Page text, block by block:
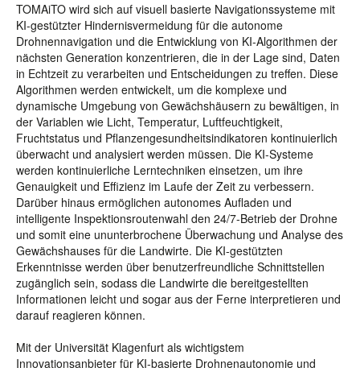
TOMAiTO wird sich auf visuell basierte Navigationssysteme mit
KI-gestützter Hindernisvermeidung für die autonome
Drohnennavigation und die Entwicklung von KI-Algorithmen der
nächsten Generation konzentrieren, die in der Lage sind, Daten
in Echtzeit zu verarbeiten und Entscheidungen zu treffen. Diese
Algorithmen werden entwickelt, um die komplexe und
dynamische Umgebung von Gewächshäusern zu bewältigen, in
der Variablen wie Licht, Temperatur, Luftfeuchtigkeit,
Fruchtstatus und Pflanzengesundheitsindikatoren kontinuierlich
überwacht und analysiert werden müssen. Die KI-Systeme
werden kontinuierliche Lerntechniken einsetzen, um ihre
Genauigkeit und Effizienz im Laufe der Zeit zu verbessern.
Darüber hinaus ermöglichen autonomes Aufladen und
intelligente Inspektionsroutenwahl den 24/7-Betrieb der Drohne
und somit eine ununterbrochene Überwachung und Analyse des
Gewächshauses für die Landwirte. Die KI-gestützten
Erkenntnisse werden über benutzerfreundliche Schnittstellen
zugänglich sein, sodass die Landwirte die bereitgestellten
Informationen leicht und sogar aus der Ferne interpretieren und
darauf reagieren können.
Mit der Universität Klagenfurt als wichtigstem
Innovationsanbieter für KI-basierte Drohnenautonomie und